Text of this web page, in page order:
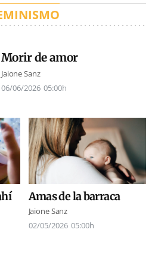
Morir de amor
Jaione Sanz
06/06/2026 05:00h
Amas de la barraca
Jaione Sanz
02/05/2026 05:00h